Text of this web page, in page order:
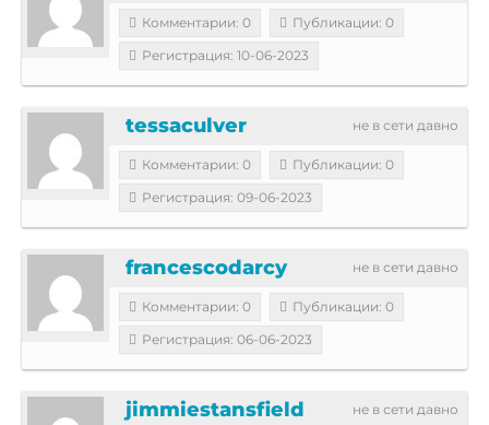
Комментарии: 0
Публикации: 0
Регистрация: 10-06-2023
не в сети давно
tessaculver
Комментарии: 0
Публикации: 0
Регистрация: 09-06-2023
не в сети давно
francescodarcy
Комментарии: 0
Публикации: 0
Регистрация: 06-06-2023
не в сети давно
jimmiestansfield